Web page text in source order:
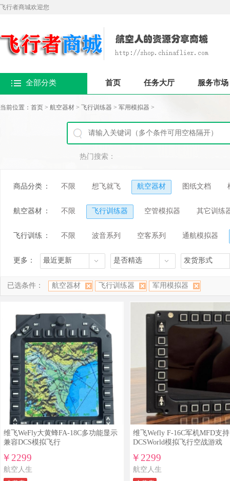
飞行者商城欢迎您
全部分类 首页 任务大厅 服务市场
当前位置： 首页 > 航空器材 > 飞行训练器 > 军用模拟器 >
热门搜索：
商品分类 ： 不限 想飞就飞 航空器材 图纸文档
航空器材 ： 不限 飞行训练器 空管模拟器 其它训练
飞行训练 ： 不限 波音系列 空客系列 通航模拟器
更多： 最近更新 是否精选 发货形式
已选条件： 航空器材 飞行训练器 军用模拟器
维飞WeFly大黄蜂FA-18C多功能显示
兼容DCS模拟飞行
￥2299
航空人生
维飞Wefly F-16C军机MFD支持
DCSWorld模拟飞行空战游戏
￥2299
航空人生